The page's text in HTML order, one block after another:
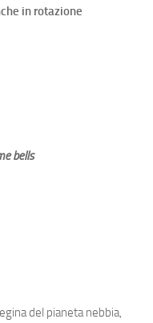
in rotazione
bells
del pianeta nebbia,